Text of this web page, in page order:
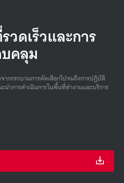
วดเร็วและการ
คลุม
ากกระบวนการคัดเลือกไปจนถึงการปฏิบัติ
าการดําเนินการในพื้นที่ทํางานและบริการ